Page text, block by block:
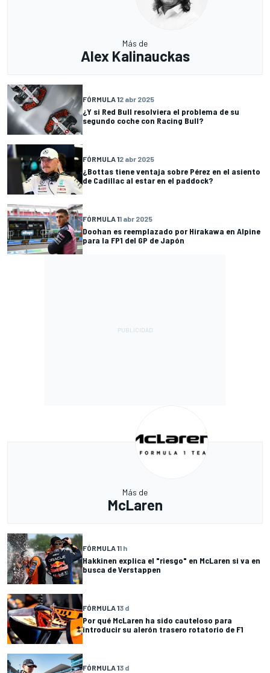
Más de
Alex Kalinauckas
FÓRMULA 12 abr 2025
¿Y si Red Bull resolviera el problema de su
segundo coche con Racing Bull?
FÓRMULA 12 abr 2025
¿Bottas tiene ventaja sobre Pérez en el asiento
de Cadillac al estar en el paddock?
FÓRMULA 11 abr 2025
Doohan es reemplazado por Hirakawa en Alpine
para la FP1 del GP de Japón
Más de
McLaren
FÓRMULA 11 h
Hakkinen explica el "riesgo" en McLaren si va en
busca de Verstappen
FÓRMULA 13 d
Por qué McLaren ha sido cauteloso para
introducir su alerón trasero rotatorio de F1
FÓRMULA 13 d